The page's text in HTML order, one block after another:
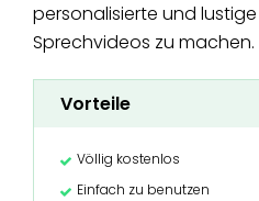
personalisierte und
Sprechvideos zu machen.
Vorteile
Völlig kostenlos
Einfach zu benutzen